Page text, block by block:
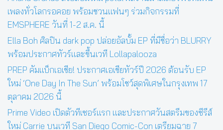
เพลงทั่วโลกรอคอย พร้อมชวนแฟนๆ ร่วมกิจกรรมที่
EMSPHERE วันที่ 1-2 ส.ค. นี้
Ella Boh ศิลปิน dark pop ปล่อยอัลบั้ม EP ที่มีชื่อว่า BLURRY
พร้อมประกาศทัวร์และขึ้นเวที Lollapalooza
PREP คัมแบ็กเอเชีย! ประกาศเอเชียทัวร์ปี 2026 ต้อนรับ EP
ใหม่ ‘One Day In The Sun’ พร้อมโชว์สุดพิเศษในกรุงเทพ 17
ตุลาคม 2026 นี้
Prime Video เปิดตัวทีเซอร์แรก และประกาศวันสตรีมของซีรีส์
ใหม่ Carrie บนเวที San Diego Comic-Con เตรียมฉาย 7